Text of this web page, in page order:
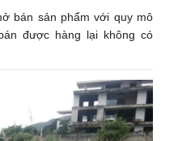
bán sản phẩm với quy mô
được hàng lại không có